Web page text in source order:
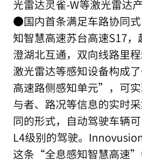
光雷达灵雀-W等激光雷达
●国内首条满足车路协同
知智慧高速苏台高速S17
澄湖北互通，双向线路里
激光雷达等感知设备构成
高速路侧感知单元”，可
与者、路况等信息的实时
同的形式，自动驾驶车辆
L4级别的驾驶。
这条“全息感知智慧高速”